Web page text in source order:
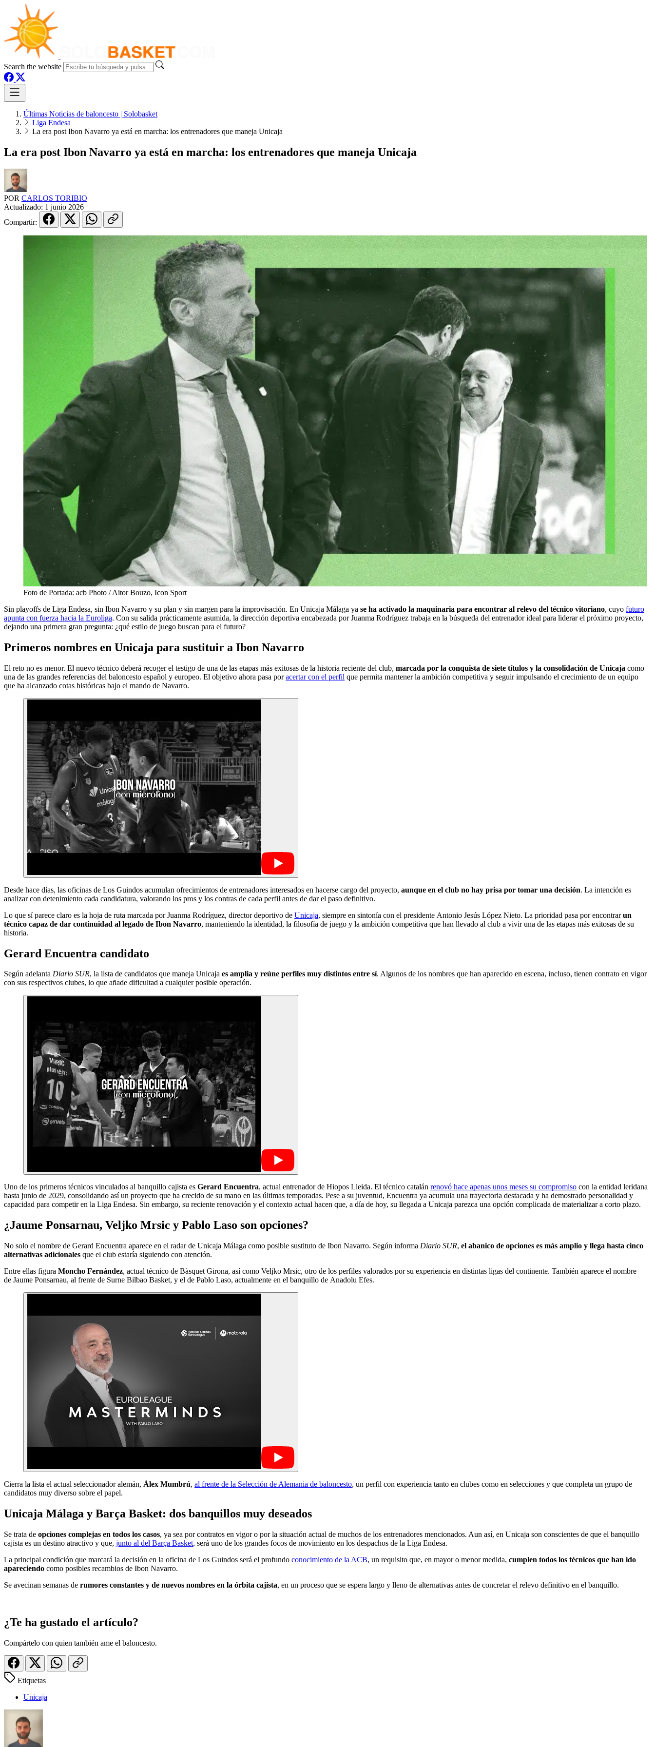
Search the website
Últimas Noticias de baloncesto | Solobasket
Liga Endesa
La era post Ibon Navarro ya está en marcha: los entrenadores que maneja Unicaja
La era post Ibon Navarro ya está en marcha: los entrenadores que maneja Unicaja
POR CARLOS TORIBIO
Actualizado: 1 junio 2026
Compartir:
Foto de Portada: acb Photo / Aitor Bouzo, Icon Sport
Sin playoffs de Liga Endesa, sin Ibon Navarro y su plan y sin margen para la improvisación. En Unicaja Málaga ya se ha activado la maquinaria para encontrar al relevo del técnico vitoriano, cuyo futuro
apunta con fuerza hacia la Euroliga. Con su salida prácticamente asumida, la dirección deportiva encabezada por Juanma Rodríguez trabaja en la búsqueda del entrenador ideal para liderar el próximo proyecto,
dejando una primera gran pregunta: ¿qué estilo de juego buscan para el futuro?
Primeros nombres en Unicaja para sustituir a Ibon Navarro
El reto no es menor. El nuevo técnico deberá recoger el testigo de una de las etapas más exitosas de la historia reciente del club, marcada por la conquista de siete títulos y la consolidación de Unicaja como
una de las grandes referencias del baloncesto español y europeo. El objetivo ahora pasa poracertar con el perfil que permita mantener la ambición competitiva y seguir impulsando el crecimiento de un equipo
que ha alcanzado cotas históricas bajo el mando de Navarro.
Desde hace días, las oficinas de Los Guindos acumulan ofrecimientos de entrenadores interesados en hacerse cargo del proyecto, aunque en el club no hay prisa por tomar una decisión. La intención es
analizar con detenimiento cada candidatura, valorando los pros y los contras de cada perfil antes de dar el paso definitivo.
Lo que sí parece claro es la hoja de ruta marcada por Juanma Rodríguez, director deportivo de Unicaja, siempre en sintonía con el presidente Antonio Jesús López Nieto. La prioridad pasa por encontrarun
técnico capaz de dar continuidad al legado de Ibon Navarro, manteniendo la identidad, la filosofía de juego y la ambición competitiva que han llevado al club a vivir una de las etapas más exitosas de su
historia.
Gerard Encuentra candidato
Según adelanta Diario SUR, la lista de candidatos que maneja Unicaja es amplia y reúne perfiles muy distintos entre sí. Algunos de los nombres que han aparecido en escena, incluso, tienen contrato en vigor
con sus respectivos clubes, lo que añade dificultad a cualquier posible operación.
Uno de los primeros técnicos vinculados al banquillo cajista es Gerard Encuentra, actual entrenador de Hiopos Lleida. El técnico catalán renovó hace apenas unos meses su compromiso con la entidad leridana
hasta junio de 2029, consolidando así un proyecto que ha crecido de su mano en las últimas temporadas. Pese a su juventud, Encuentra ya acumula una trayectoria destacada y ha demostrado personalidad y
capacidad para competir en la Liga Endesa. Sin embargo, su reciente renovación y el contexto actual hacen que, a día de hoy, su llegada a Unicaja parezca una opción complicada de materializar a corto plazo.
¿Jaume Ponsarnau, Veljko Mrsic y Pablo Laso son opciones?
No solo el nombre de Gerard Encuentra aparece en el radar de Unicaja Málaga como posible sustituto de Ibon Navarro. Según informa Diario SUR, el abanico de opciones es más amplio y llega hasta cinco
alternativas adicionales que el club estaría siguiendo con atención.
Entre ellas figura Moncho Fernández, actual técnico de Bàsquet Girona, así como Veljko Mrsic, otro de los perfiles valorados por su experiencia en distintas ligas del continente. También aparece el nombre
de Jaume Ponsarnau, al frente de Surne Bilbao Basket, y el de Pablo Laso, actualmente en el banquillo de Anadolu Efes.
Cierra la lista el actual seleccionador alemán, Álex Mumbrú, al frente de la Selección de Alemania de baloncesto, un perfil con experiencia tanto en clubes como en selecciones y que completa un grupo de
candidatos muy diverso sobre el papel.
Unicaja Málaga y Barça Basket: dos banquillos muy deseados
Se trata de opciones complejas en todos los casos, ya sea por contratos en vigor o por la situación actual de muchos de los entrenadores mencionados. Aun así, en Unicaja son conscientes de que el banquillo
cajista es un destino atractivo y que, junto al del Barça Basket, será uno de los grandes focos de movimiento en los despachos de la Liga Endesa.
La principal condición que marcará la decisión en la oficina de Los Guindos será el profundo conocimiento de la ACB, un requisito que, en mayor o menor medida, cumplen todos los técnicos que han ido
apareciendo como posibles recambios de Ibon Navarro.
Se avecinan semanas de rumores constantes y de nuevos nombres en la órbita cajista, en un proceso que se espera largo y lleno de alternativas antes de concretar el relevo definitivo en el banquillo.
¿Te ha gustado el artículo?
Compártelo con quien también ame el baloncesto.
Etiquetas
Unicaja